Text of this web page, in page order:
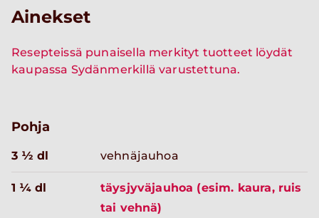
Ainekset
Resepteissä punaisella merkityt tuotteet löydät
kaupassa Sydänmerkillä varustettuna.
Pohja
3 ½ dl vehnäjauhoa
1 ¼ dl
täysjyväjauhoa (esim. kaura, ruis
tai vehnä)